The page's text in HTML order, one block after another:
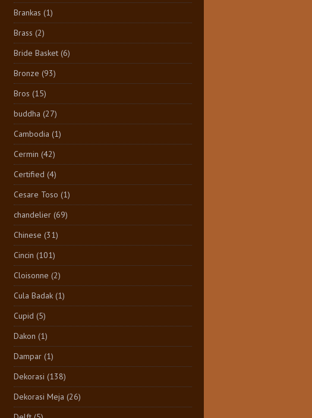
Brankas (1)
Brass (2)
Bride Basket (6)
Bronze (93)
Bros (15)
buddha (27)
Cambodia (1)
Cermin (42)
Certified (4)
Cesare Toso (1)
chandelier (69)
Chinese (31)
Cincin (101)
Cloisonne (2)
Cula Badak (1)
Cupid (5)
Dakon (1)
Dampar (1)
Dekorasi (138)
Dekorasi Meja (26)